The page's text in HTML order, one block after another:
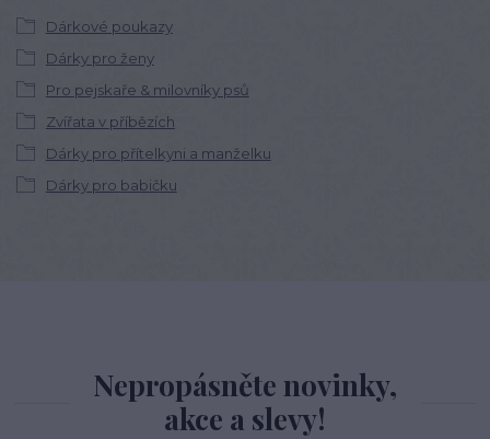
Dárkové poukazy
Dárky pro ženy
Pro pejskaře & milovníky psů
Zvířata v příbězích
Dárky pro přítelkyni a manželku
Dárky pro babičku
Nepropásněte novinky,
akce a slevy!